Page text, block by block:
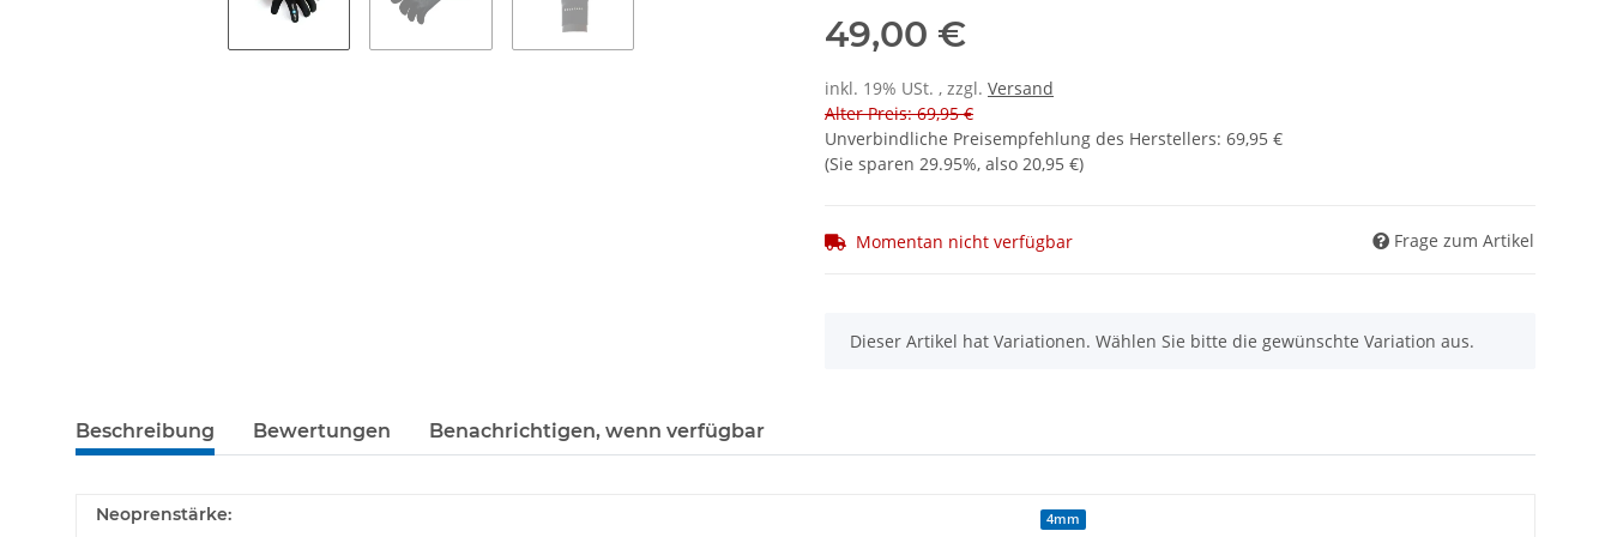
49,00 €
inkl. 19% USt. , zzgl. Versand
Alter Preis: 69,95 €
Unverbindliche Preisempfehlung des Herstellers: 69,95 €
(Sie sparen 29.95%, also 20,95 €)
Momentan nicht verfügbar Frage zum Artikel
x
Dieser Artikel hat Variationen. Wählen Sie bitte die gewünschte Variation aus.
Beschreibung Bewertungen Benachrichtigen, wenn verfügbar
Neoprenstärke: 4mm